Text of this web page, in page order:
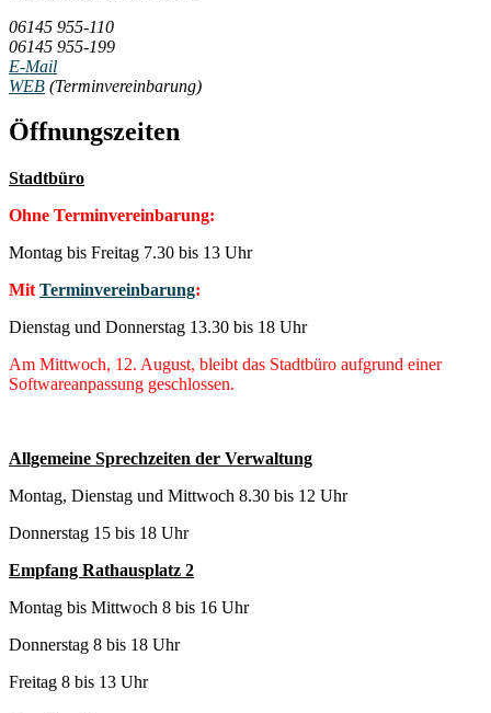
06145 955-110
06145 955-199
E-Mail
WEB (Terminvereinbarung)
Öffnungszeiten
Stadtbüro
Ohne Terminvereinbarung:
Montag bis Freitag 7.30 bis 13 Uhr
Mit Terminvereinbarung:
Dienstag und Donnerstag 13.30 bis 18 Uhr
Am Mittwoch, 12. August, bleibt das Stadtbüro aufgrund einer
Softwareanpassung geschlossen.
Allgemeine Sprechzeiten der Verwaltung
Montag, Dienstag und Mittwoch 8.30 bis 12 Uhr
Donnerstag 15 bis 18 Uhr
Empfang Rathausplatz 2
Montag bis Mittwoch 8 bis 16 Uhr
Donnerstag 8 bis 18 Uhr
Freitag 8 bis 13 Uhr